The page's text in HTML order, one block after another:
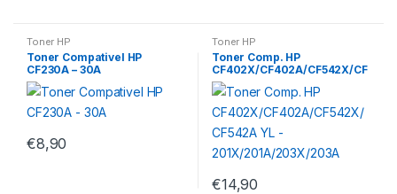
Toner HP
Toner Compativel HP
CF230A – 30A
€8,90
Toner HP
Toner Comp. HP
CF402X/CF402A/CF542X/CF
542A YL –
201X/201A/203X/203A
€14,90